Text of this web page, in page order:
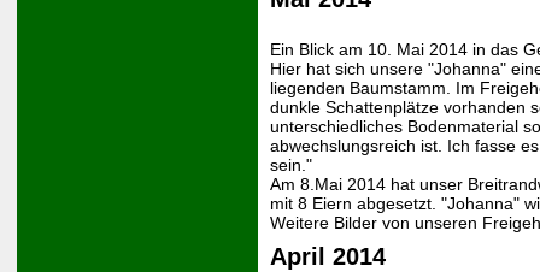
Ein Blick am 10. Mai 2014 in das
Hier hat sich unsere "Johanna"
liegenden Baumstamm. Im
dunkle Schattenplätze vorhanden
unterschiedliches Bodenmaterial
abwechslungsreich ist. Ich fasse
sein."
Am 8.Mai 2014 hat unser
mit 8 Eiern abgesetzt. "Johanna"
Weitere Bilder von unseren
April 2014